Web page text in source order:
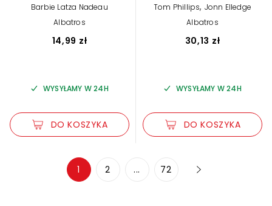
Barbie Latza Nadeau
Albatros
14,99 zł
WYSYŁAMY W 24H
DO KOSZYKA
Tom Phillips, Jonn Elledge
Albatros
30,13 zł
WYSYŁAMY W 24H
DO KOSZYKA
1 2 ... 72
Zmniejsz rozmiar czcionki